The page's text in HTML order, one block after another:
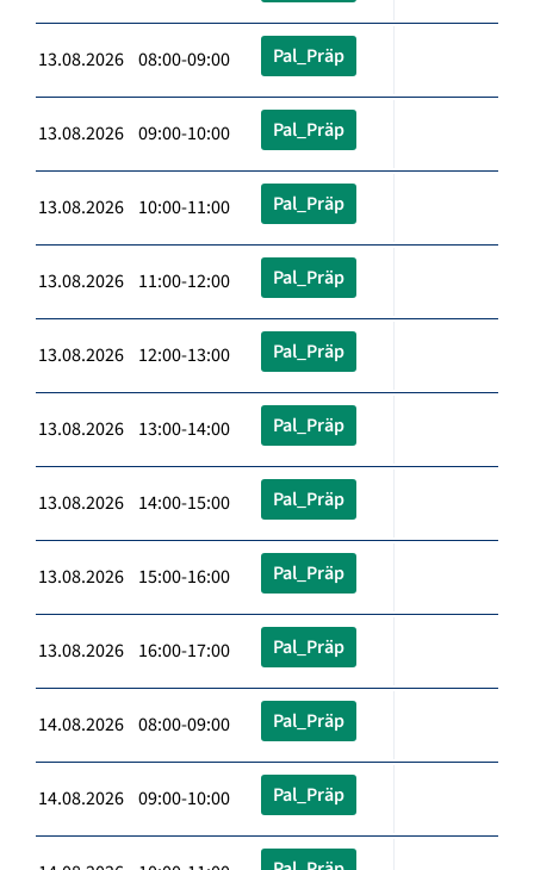
13.08.2026 08:00-09:00 Pal_Präp
13.08.2026 09:00-10:00 Pal_Präp
13.08.2026 10:00-11:00 Pal_Präp
13.08.2026 11:00-12:00 Pal_Präp
13.08.2026 12:00-13:00 Pal_Präp
13.08.2026 13:00-14:00 Pal_Präp
13.08.2026 14:00-15:00 Pal_Präp
13.08.2026 15:00-16:00 Pal_Präp
13.08.2026 16:00-17:00 Pal_Präp
14.08.2026 08:00-09:00 Pal_Präp
14.08.2026 09:00-10:00 Pal_Präp